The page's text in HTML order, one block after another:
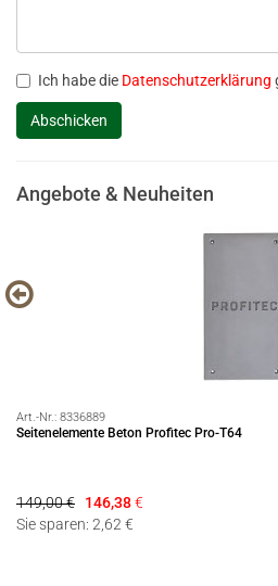
Ich habe die Datenschutzerklärung
Angebote & Neuheiten
Art.-Nr.: 8336889
Seitenelemente Beton Profitec Pro-T64
149,00 € 146,38€
Sie sparen: 2,62 €